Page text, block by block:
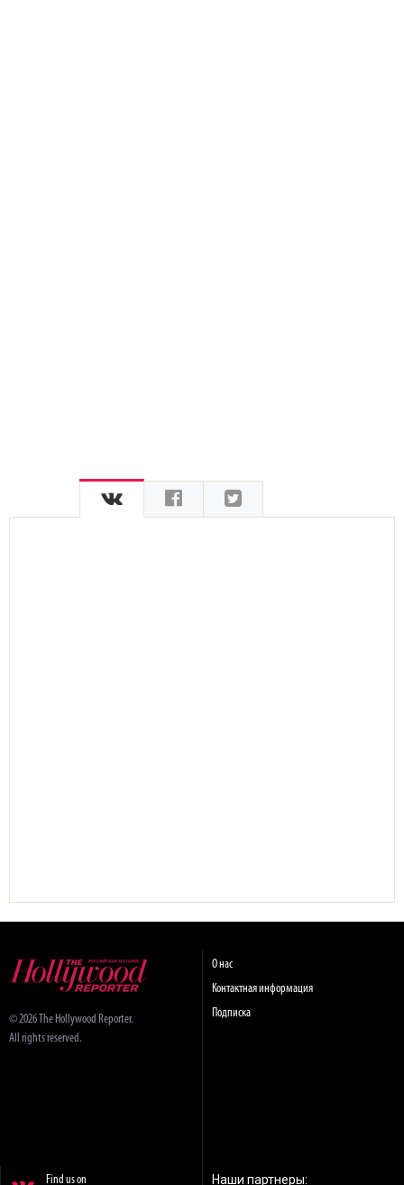
© 2026 The Hollywood Reporter.
All rights reserved.
О нас
Контактная информация
Подписка
Find us on Наши партнеры: